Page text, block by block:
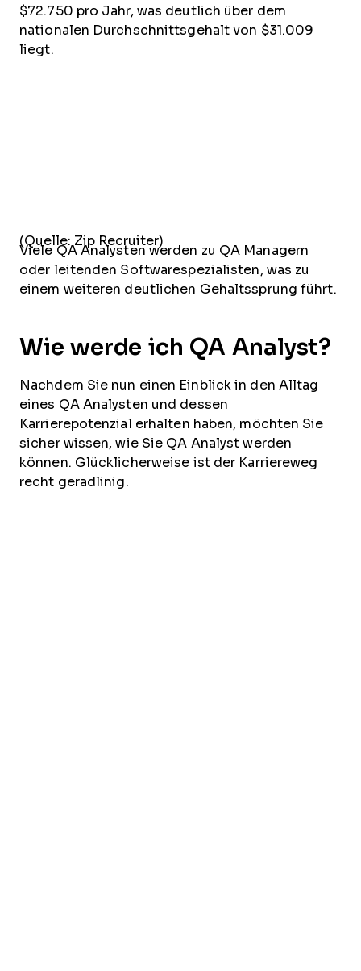
$72.750 pro Jahr, was deutlich über dem
nationalen Durchschnittsgehalt von $31.009
liegt.
(Quelle: Zip Recruiter)
Viele QA Analysten werden zu QA Managern
oder leitenden Softwarespezialisten, was zu
einem weiteren deutlichen Gehaltssprung führt.
Wie werde ich QA Analyst?
Nachdem Sie nun einen Einblick in den Alltag
eines QA Analysten und dessen
Karrierepotenzial erhalten haben, möchten Sie
sicher wissen, wie Sie QA Analyst werden
können. Glücklicherweise ist der Karriereweg
recht geradlinig.